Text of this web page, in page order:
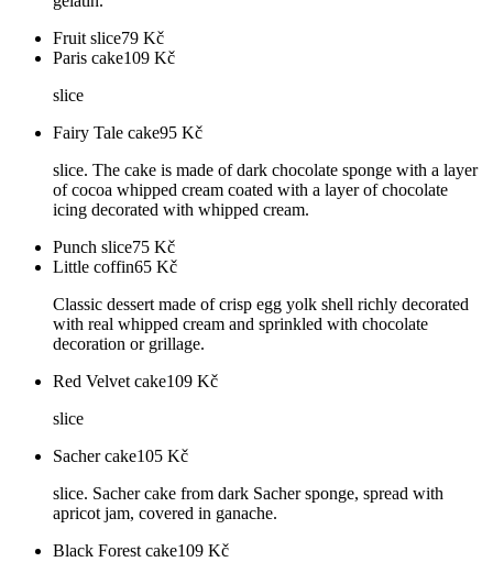
Fruit slice79 Kč
Paris cake109 Kč
slice
Fairy Tale cake95 Kč
slice. The cake is made of dark chocolate sponge with a layer
of cocoa whipped cream coated with a layer of chocolate
icing decorated with whipped cream.
Punch slice75 Kč
Little coffin65 Kč
Classic dessert made of crisp egg yolk shell richly decorated
with real whipped cream and sprinkled with chocolate
decoration or grillage.
Red Velvet cake109 Kč
slice
Sacher cake105 Kč
slice. Sacher cake from dark Sacher sponge, spread with
apricot jam, covered in ganache.
Black Forest cake109 Kč